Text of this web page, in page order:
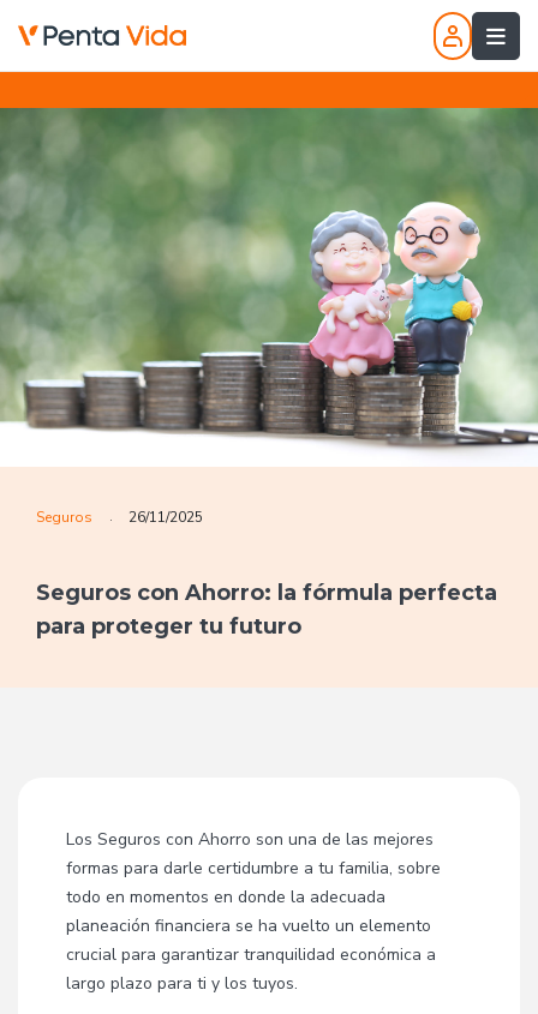
Seguros . 26/11/2025
Seguros con Ahorro: la fórmula perfecta
para proteger tu futuro
Los Seguros con Ahorro son una de las mejores
formas para darle certidumbre a tu familia, sobre
todo en momentos en donde la adecuada
planeación financiera se ha vuelto un elemento
crucial para garantizar tranquilidad económica a
largo plazo para ti y los tuyos.